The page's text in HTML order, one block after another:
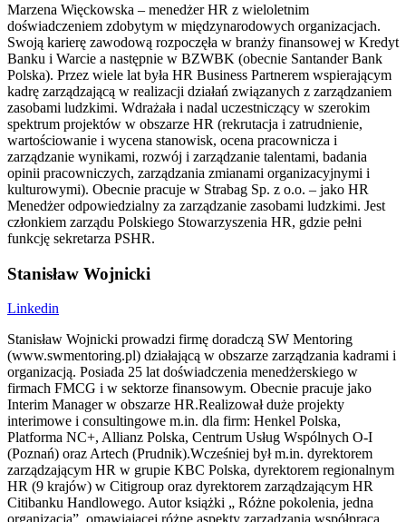
Marzena Więckowska – menedżer HR z wieloletnim
doświadczeniem zdobytym w międzynarodowych organizacjach.
Swoją karierę zawodową rozpoczęła w branży finansowej w Kredyt
Banku i Warcie a następnie w BZWBK (obecnie Santander Bank
Polska). Przez wiele lat była HR Business Partnerem wspierającym
kadrę zarządzającą w realizacji działań związanych z zarządzaniem
zasobami ludzkimi. Wdrażała i nadal uczestniczący w szerokim
spektrum projektów w obszarze HR (rekrutacja i zatrudnienie,
wartościowanie i wycena stanowisk, ocena pracownicza i
zarządzanie wynikami, rozwój i zarządzanie talentami, badania
opinii pracowniczych, zarządzania zmianami organizacyjnymi i
kulturowymi). Obecnie pracuje w Strabag Sp. z o.o. – jako HR
Menedżer odpowiedzialny za zarządzanie zasobami ludzkimi. Jest
członkiem zarządu Polskiego Stowarzyszenia HR, gdzie pełni
funkcję sekretarza PSHR.
Stanisław Wojnicki
Linkedin
Stanisław Wojnicki prowadzi firmę doradczą SW Mentoring
(www.swmentoring.pl) działającą w obszarze zarządzania kadrami i
organizacją. Posiada 25 lat doświadczenia menedżerskiego w
firmach FMCG i w sektorze finansowym. Obecnie pracuje jako
Interim Manager w obszarze HR.Realizował duże projekty
interimowe i consultingowe m.in. dla firm: Henkel Polska,
Platforma NC+, Allianz Polska, Centrum Usług Wspólnych O-I
(Poznań) oraz Artech (Prudnik).Wcześniej był m.in. dyrektorem
zarządzającym HR w grupie KBC Polska, dyrektorem regionalnym
HR (9 krajów) w Citigroup oraz dyrektorem zarządzającym HR
Citibanku Handlowego. Autor książki „ Różne pokolenia, jedna